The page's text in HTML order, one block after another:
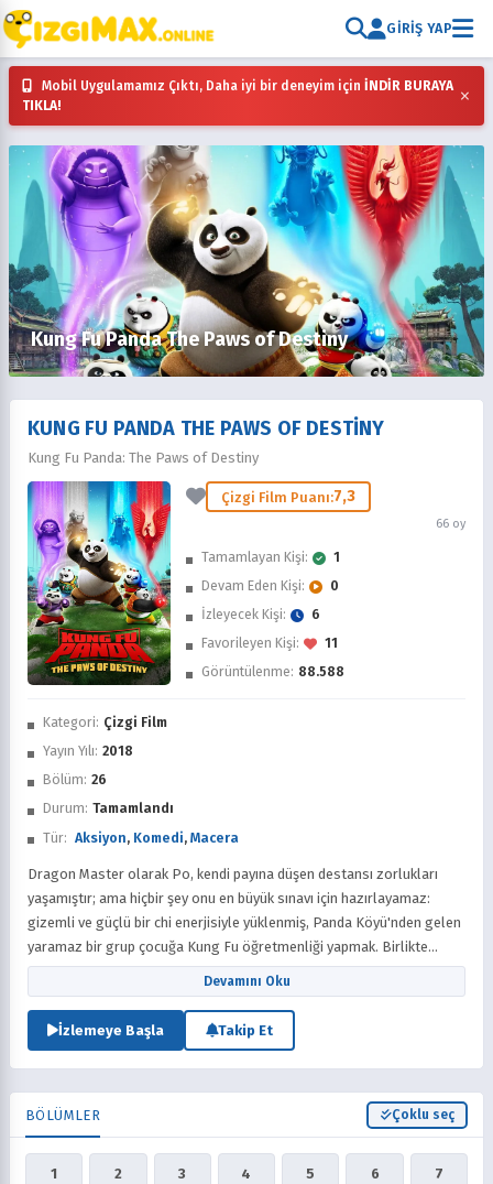
GIRIŞ YAP
Mobil Uygulamamız Çıktı, Daha iyi bir deneyim için İNDİR BURAYA
TIKLA!
×
Kung Fu Panda The Paws of Destiny
İzledim
Favorilere Ekle
Sonra İzle
KUNG FU PANDA THE PAWS OF DESTINY
Kung Fu Panda: The Paws of Destiny
Çizgi Film Puanı:7,3
66 oy
Kategori: Çizgi Film
Yayın Yılı: 2018
Bölüm: 26
Durum: Tamamlandı
Tür: Aksiyon, Komedi, Macera
Tamamlayan Kişi:
1
Devam Eden Kişi:
0
İzleyecek Kişi:
6
Favorileyen Kişi:
11
Görüntülenme: 88.588
Dragon Master olarak Po, kendi payına düşen destansı zorlukları
yaşamıştır; ama hiçbir şey onu en büyük sınavı için hazırlayamaz:
gizemli ve güçlü bir chi enerjisiyle yüklenmiş, Panda Köyü'nden gelen
yaramaz bir grup çocuğa Kung Fu öğretmenliği yapmak. Birlikte
muhteşem maceralara atılır, vahşi kötülerle savaşır ve efsane
olurlar!
Devamını Oku
İzlemeye Başla Takip Et
BÖLÜMLER Çoklu seç
1 2 3 4 5 6 7